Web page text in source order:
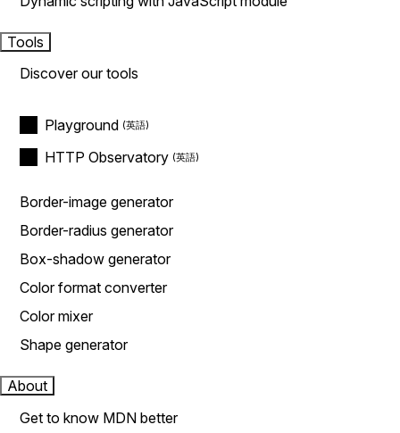
Tools
Discover our tools
Playground
HTTP Observatory
Border-image generator
Border-radius generator
Box-shadow generator
Color format converter
Color mixer
Shape generator
About
Get to know MDN better